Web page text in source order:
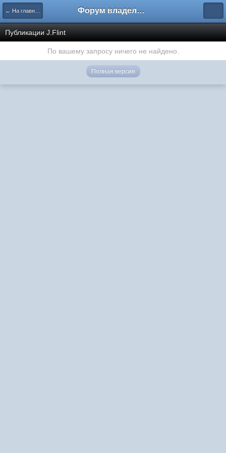
← На главную Форум владельцев интернет-магазинов
Публикации J.Flint
По вашему запросу ничего не найдено.
Полная версия